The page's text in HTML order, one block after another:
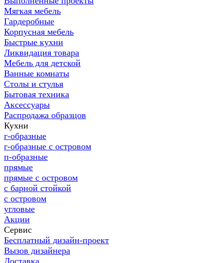
Мягкая мебель
Гардеробные
Корпусная мебель
Быстрые кухни
Ликвидация товара
Мебель для детской
Ванные комнаты
Столы и стулья
Бытовая техника
Аксессуары
Распродажа образцов
Кухни
г-образные
г-образные с островом
п-образные
прямые
прямые с островом
с барной стойкой
с островом
угловые
Акции
Сервис
Бесплатный дизайн-проект
Вызов дизайнера
Доставка